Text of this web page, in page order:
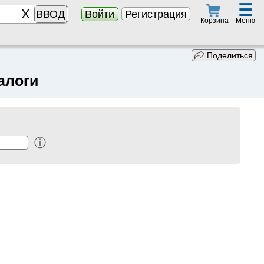
ВВОД Войти Регистрация
Корзина
☰
Меню
Поделиться
ⓘ